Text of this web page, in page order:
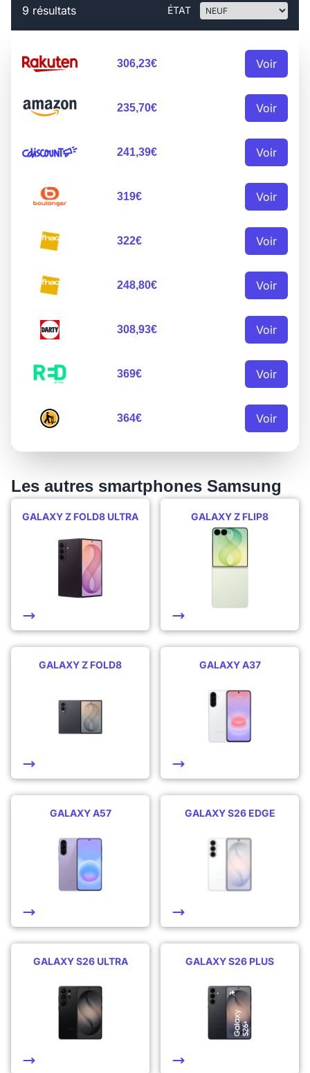
9 résultats ÉTAT
306,23€ Voir
235,70€ Voir
241,39€ Voir
319€ Voir
322€ Voir
248,80€ Voir
308,93€ Voir
369€ Voir
364€ Voir
Les autres smartphones Samsung
GALAXY Z FOLD8 ULTRA GALAXY Z FLIP8
GALAXY Z FOLD8 GALAXY A37
GALAXY A57 GALAXY S26 EDGE
GALAXY S26 ULTRA GALAXY S26 PLUS